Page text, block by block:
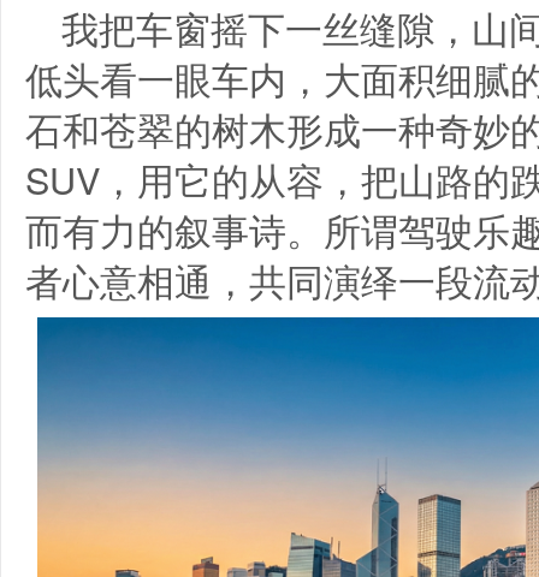
我把车窗摇下一丝缝隙，山
低头看一眼车内，大面积细腻
石和苍翠的树木形成一种奇妙
SUV，用它的从容，把山路的
而有力的叙事诗。所谓驾驶
者心意相通，共同演绎一段流